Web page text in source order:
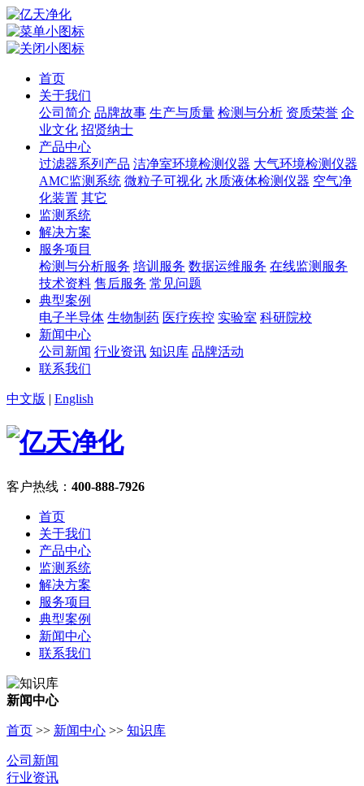
首页
关于我们
公司简介 品牌故事 生产与质量 检测与分析 资质荣誉 企
业文化 招贤纳士
产品中心
过滤器系列产品 洁净室环境检测仪器 大气环境检测仪器
AMC监测系统 微粒子可视化 水质液体检测仪器 空气净
化装置 其它
监测系统
解决方案
服务项目
检测与分析服务 培训服务 数据运维服务 在线监测服务
技术资料 售后服务 常见问题
典型案例
电子半导体 生物制药 医疗疾控 实验室 科研院校
新闻中心
公司新闻 行业资讯 知识库 品牌活动
联系我们
中文版 | English
客户热线： 400-888-7926
首页
关于我们
产品中心
监测系统
解决方案
服务项目
典型案例
新闻中心
联系我们
新闻中心
首页 >> 新闻中心 >> 知识库
公司新闻
行业资讯